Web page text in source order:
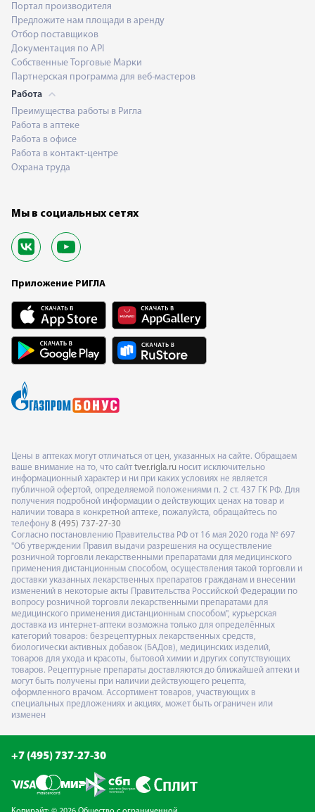
Портал производителя
Предложите нам площади в аренду
Отбор поставщиков
Документация по API
Собственные Торговые Марки
Партнерская программа для веб-мастеров
Работа
Преимущества работы в Ригла
Работа в аптеке
Работа в офисе
Работа в контакт-центре
Охрана труда
Мы в социальных сетях
Приложение РИГЛА
Цены в аптеках могут отличаться от цен, указанных на сайте. Обращаем
ваше внимание на то, что сайт tver.rigla.ru носит исключительно
информационный характер и ни при каких условиях не является
публичной офертой, определяемой положениями п. 2 ст. 437 ГК РФ. Для
получения подробной информации о действующих ценах на товар и
наличии товара в конкретной аптеке, пожалуйста, обращайтесь по
телефону 8 (495) 737-27-30
Согласно постановлению Правительства РФ от 16 мая 2020 года № 697
"Об утверждении Правил выдачи разрешения на осуществление
розничной торговли лекарственными препаратами для медицинского
применения дистанционным способом, осуществления такой торговли и
доставки указанных лекарственных препаратов гражданам и внесении
изменений в некоторые акты Правительства Российской Федерации по
вопросу розничной торговли лекарственными препаратами для
медицинского применения дистанционным способом", курьерская
доставка из интернет-аптеки возможна только для определённых
категорий товаров: безрецептурных лекарственных средств,
биологически активных добавок (БАДов), медицинских изделий,
товаров для ухода и красоты, бытовой химии и других сопутствующих
товаров. Рецептурные препараты доставляются до ближайшей аптеки и
могут быть получены при наличии действующего рецепта,
оформленного врачом. Ассортимент товаров, участвующих в
специальных предложениях и акциях, может быть ограничен или
изменен
+7 (495) 737-27-30